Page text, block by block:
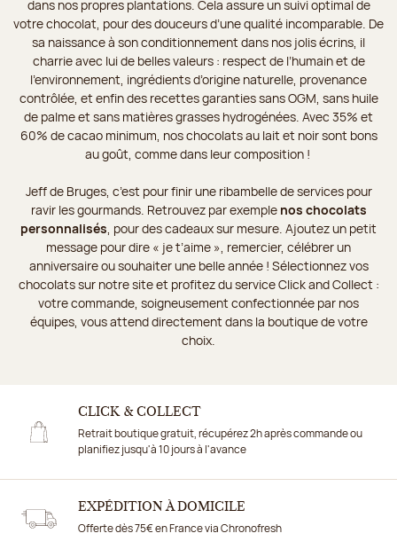
dans nos propres plantations. Cela assure un suivi optimal de
votre chocolat, pour des douceurs d’une qualité incomparable. De
sa naissance à son conditionnement dans nos jolis écrins, il
charrie avec lui de belles valeurs : respect de l’humain et de
l’environnement, ingrédients d’origine naturelle, provenance
contrôlée, et enfin des recettes garanties sans OGM, sans huile
de palme et sans matières grasses hydrogénées. Avec 35% et
60% de cacao minimum, nos chocolats au lait et noir sont bons
au goût, comme dans leur composition !
Jeff de Bruges, c’est pour finir une ribambelle de services pour
ravir les gourmands. Retrouvez par exemple nos chocolats
personnalisés , pour des cadeaux sur mesure. Ajoutez un petit
message pour dire « je t’aime », remercier, célébrer un
anniversaire ou souhaiter une belle année ! Sélectionnez vos
chocolats sur notre site et profitez du service Click and Collect :
votre commande, soigneusement confectionnée par nos
équipes, vous attend directement dans la boutique de votre
choix.
CLICK & COLLECT
Retrait boutique gratuit, récupérez 2h après commande ou
planifiez jusqu'à 10 jours à l'avance
EXPÉDITION À DOMICILE
Offerte dès 75€ en France via Chronofresh